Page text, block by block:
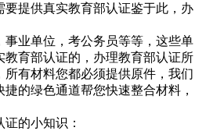
要提供真实教育部认证鉴于此，办
事业单位，考公务员等等，这些单
教育部认证的，办理教育部认证所
所有材料您都必须提供原件，我们
的绿色通道帮您快速整合材料，
的小知识：